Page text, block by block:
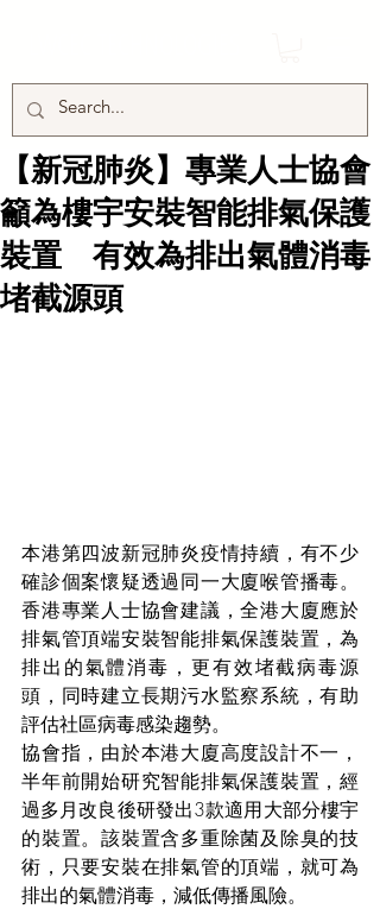
【新冠肺炎】專業人士協會
籲為樓宇安裝智能排氣保護
裝置 有效為排出氣體消毒
堵截源頭
本港第四波新冠肺炎疫情持續，有不少
確診個案懷疑透過同一大廈喉管播毒。
香港專業人士協會建議，全港大廈應於
排氣管頂端安裝智能排氣保護裝置，為
排出的氣體消毒，更有效堵截病毒源
頭，同時建立長期污水監察系統，有助
評估社區病毒感染趨勢。
協會指，由於本港大廈高度設計不一，
半年前開始研究智能排氣保護裝置，經
過多月改良後研發出3款適用大部分樓宇
的裝置。該裝置含多重除菌及除臭的技
術，只要安裝在排氣管的頂端，就可為
排出的氣體消毒，減低傳播風險。